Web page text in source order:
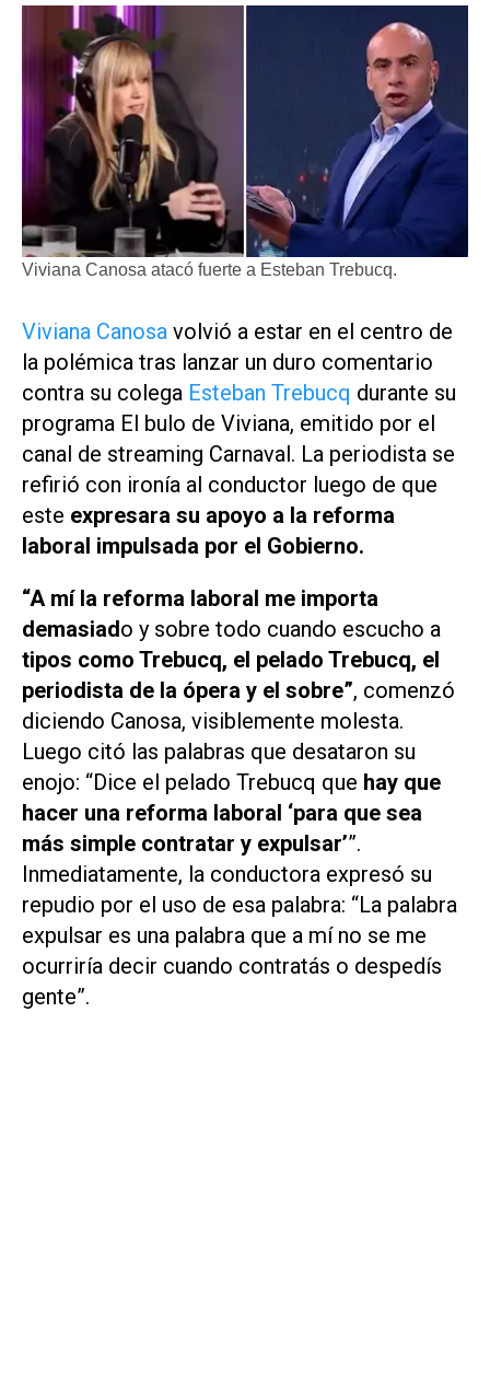
Viviana Canosa atacó fuerte a Esteban Trebucq.
Viviana Canosa volvió a estar en el centro de
la polémica tras lanzar un duro comentario
contra su colega Esteban Trebucq durante su
programa El bulo de Viviana, emitido por el
canal de streaming Carnaval. La periodista se
refirió con ironía al conductor luego de que
este expresara su apoyo a la reforma
laboral impulsada por el Gobierno.
“A mí la reforma laboral me importa
demasiado y sobre todo cuando escucho a
tipos como Trebucq, el pelado Trebucq, el
periodista de la ópera y el sobre”, comenzó
diciendo Canosa, visiblemente molesta.
Luego citó las palabras que desataron su
enojo: “Dice el pelado Trebucq que hay que
hacer una reforma laboral ‘para que sea
más simple contratar y expulsar’”.
Inmediatamente, la conductora expresó su
repudio por el uso de esa palabra: “La palabra
expulsar es una palabra que a mí no se me
ocurriría decir cuando contratás o despedís
gente”.